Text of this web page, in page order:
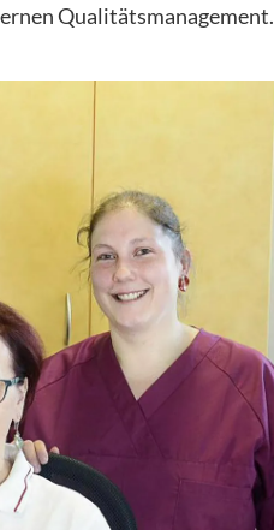
Qualitätsmanagement.